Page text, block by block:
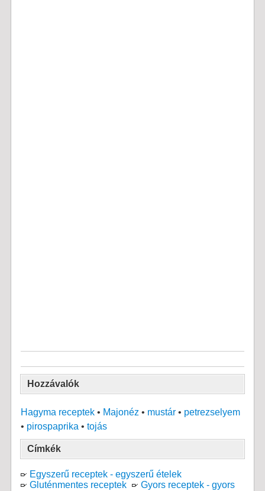
Hozzávalók
Hagyma receptek• Majonéz • mustár• petrezselyem
• pirospaprika • tojás
Címkék
Egyszerű receptek - egyszerű ételek
Gluténmentes receptek
Gyors receptek - gyors